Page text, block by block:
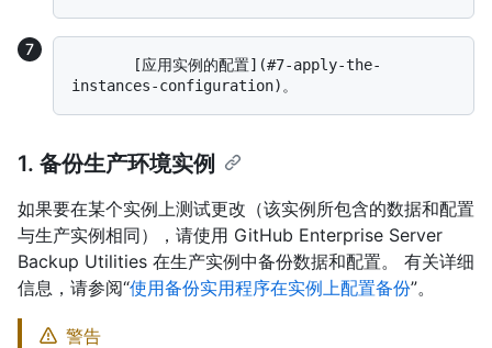
1. 备份生产环境实例
如果要在某个实例上测试更改（该实例所包含的数据和配置
与生产实例相同），请使用 GitHub Enterprise Server
Backup Utilities 在生产实例中备份数据和配置。 有关详细
信息，请参阅“使用备份实用程序在实例上配置备份”。
警告